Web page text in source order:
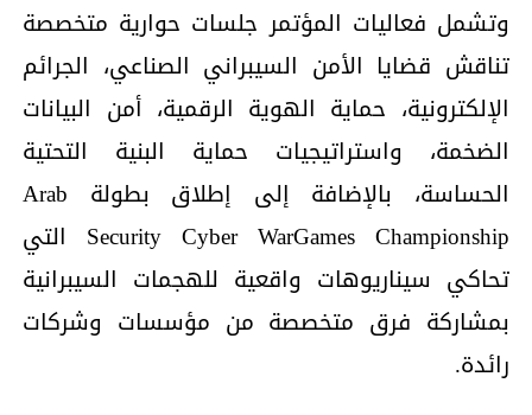
وتشمل فعاليات المؤتمر جلسات حوارية متخصصة
تناقش قضايا الأمن السيبراني الصناعي، الجرائم
الإلكترونية، حماية الهوية الرقمية، أمن البيانات
الضخمة، واستراتيجيات حماية البنية التحتية
الحساسة، بالإضافة إلى إطلاق بطولة Arab
Security Cyber WarGames Championship التي
تحاكي سيناريوهات واقعية للهجمات السيبرانية
بمشاركة فرق متخصصة من مؤسسات وشركات
رائدة.